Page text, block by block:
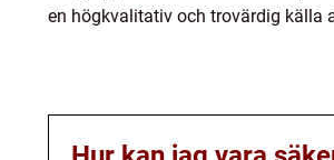
en högkvalitativ och trovärdig källa